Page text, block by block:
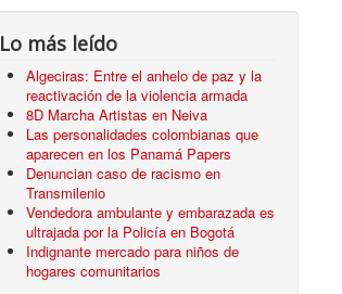
Lo más leído
Algeciras: Entre el anhelo de paz y la
reactivación de la violencia armada
8D Marcha Artistas en Neiva
Las personalidades colombianas que
aparecen en los Panamá Papers
Denuncian caso de racismo en
Transmilenio
Vendedora ambulante y embarazada es
ultrajada por la Policía en Bogotá
Indignante mercado para niños de
hogares comunitarios